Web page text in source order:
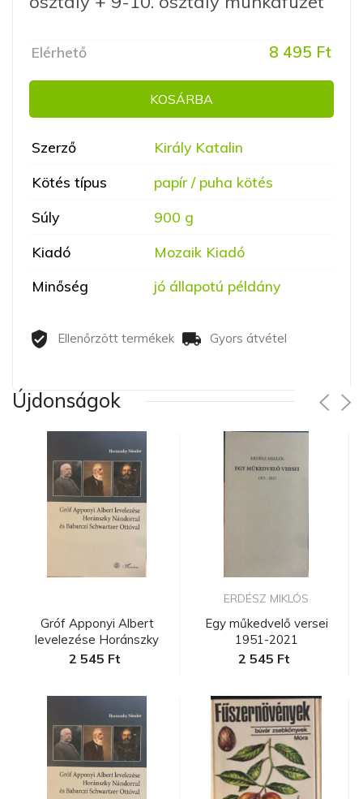
Elérhető 8 495 Ft
KOSÁRBA
Szerző
Király Katalin
Kötés típus
papír / puha kötés
Súly
900 g
Kiadó
Mozaik Kiadó
Minőség
jó állapotú példány
Ellenőrzött termékek Gyors átvétel
Újdonságok
Gróf Apponyi Albert
levelezése Horánszky
Nándorra...
2 545 Ft
ERDÉSZ MIKLÓS
Egy műkedvelő versei
1951-2021
2 545 Ft